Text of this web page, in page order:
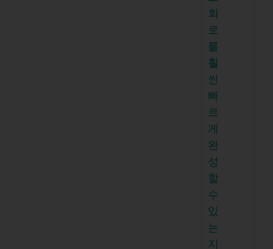
회
로
를
훨
씬
빠
르
게
완
성
할
수
있
는
지